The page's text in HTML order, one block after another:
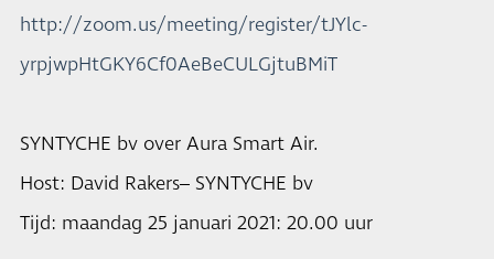
http://zoom.us/meeting/register/tJYlc-
yrpjwpHtGKY6Cf0AeBeCULGjtuBMiT
SYNTYCHE bv over Aura Smart Air.
Host: David Rakers– SYNTYCHE bv
Tijd: maandag 25 januari 2021: 20.00 uur